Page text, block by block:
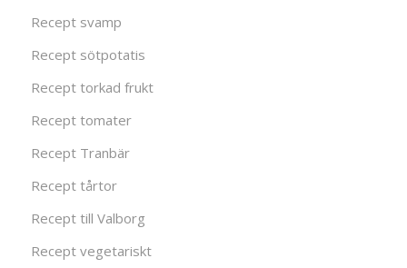
Recept svamp
Recept sötpotatis
Recept torkad frukt
Recept tomater
Recept Tranbär
Recept tårtor
Recept till Valborg
Recept vegetariskt